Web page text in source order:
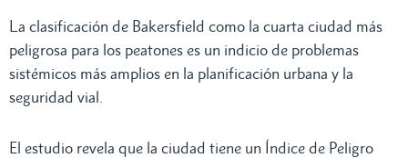
La clasificación de Bakersfield como la cuarta ciudad más
peligrosa para los peatones es un indicio de problemas
sistémicos más amplios en la planificación urbana y la
seguridad vial.
El estudio revela que la ciudad tiene un Índice de Peligro